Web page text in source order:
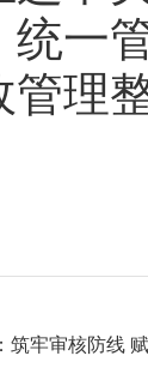
统一
理
筑牢审核防线